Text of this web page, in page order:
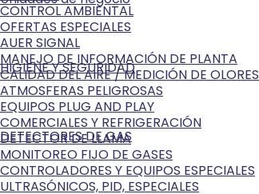
HIGIENE Y SEGURIDAD
DETECTORES DE GAS
CONTROL AMBIENTAL
OFERTAS ESPECIALES
AUER SIGNAL
MANEJO DE INFORMACIÓN DE PLANTA
CALIDAD DEL AIRE / MEDICIÓN DE OLORES
ATMOSFERAS PELIGROSAS
EQUIPOS PLUG AND PLAY
COMERCIALES Y REFRIGERACIÓN
DETECTOR DE LLAMA
MONITOREO FIJO DE GASES
CONTROLADORES Y EQUIPOS ESPECIALES
ULTRASÓNICOS, PID, ESPECIALES